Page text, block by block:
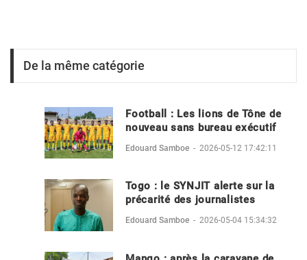
De la même catégorie
Football : Les lions de Tône de
nouveau sans bureau exécutif
Edouard Samboe - 2026-05-12 17:42:11
Togo : le SYNJIT alerte sur la
précarité des journalistes
Edouard Samboe - 2026-05-04 15:34:32